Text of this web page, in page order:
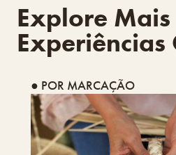
Explore Mais
Experiências
● POR MARCAÇÃO